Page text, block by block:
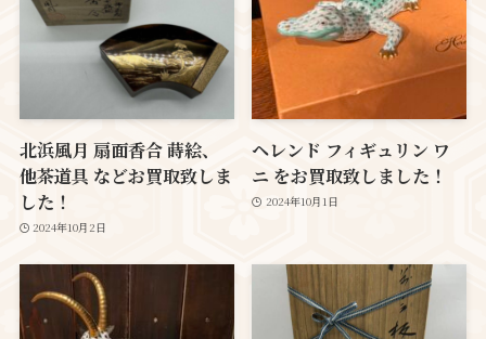
北浜風月 扇面香合 蒔絵、
他茶道具 などお買取致しま
した！
2024年10月2日
ヘレンド フィギュリン ワ
ニ をお買取致しました！
2024年10月1日